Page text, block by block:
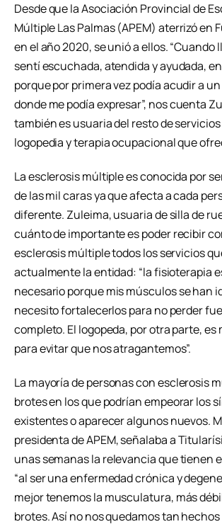
Desde que la Asociación Provincial de
Múltiple Las Palmas (APEM) aterrizó en
en el año 2020, se unió a ellos. “Cuando
sentí escuchada, atendida y ayudada,
porque por primera vez podía acudir a
donde me podía expresar”, nos cuenta
también es usuaria del resto de
logopedia y terapia ocupacional que
La esclerosis múltiple es conocida por
de las mil caras ya que afecta a cada
diferente. Zuleima, usuaria de silla de
cuánto de importante es poder recibir
esclerosis múltiple todos los servicios
actualmente la entidad: “la fisioterapia
necesario porque mis músculos se han
necesito fortalecerlos para no perder
completo. El logopeda, por otra parte,
para evitar que nos atragantemos”.
La mayoría de personas con esclerosis
brotes en los que podrían empeorar los
existentes o aparecer algunos nuevos.
presidenta de APEM, señalaba a
unas semanas la relevancia que tienen
“al ser una enfermedad crónica y
mejor tenemos la musculatura, más
brotes. Así no nos quedamos tan hechos